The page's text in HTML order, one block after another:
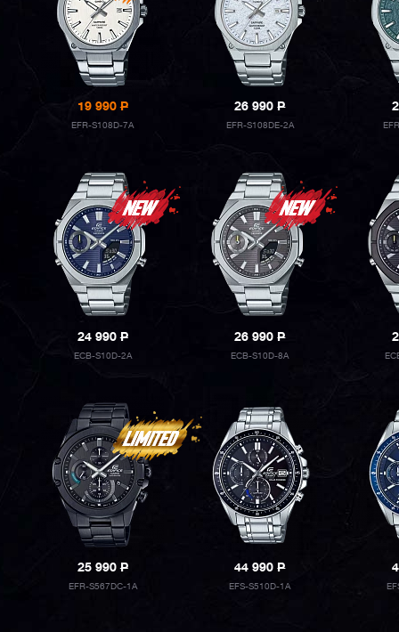
19 990P
EFR-S108D-7A
26 990P
EFR-S108DE-2A
24 990P
ECB-S10D-2A
26 990P
ECB-S10D-8A
25 990P
EFR-S567DC-1A
44 990P
EFS-S510D-1A